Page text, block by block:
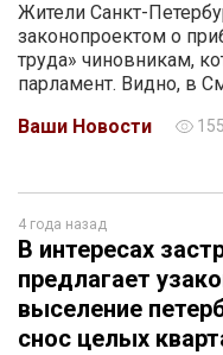
Жители Санкт-
законопроектом о
труда» чиновникам,
парламент. Видно, в
Ваши Новости
4 года назад
В интересах
предлагает
выселение
снос целых